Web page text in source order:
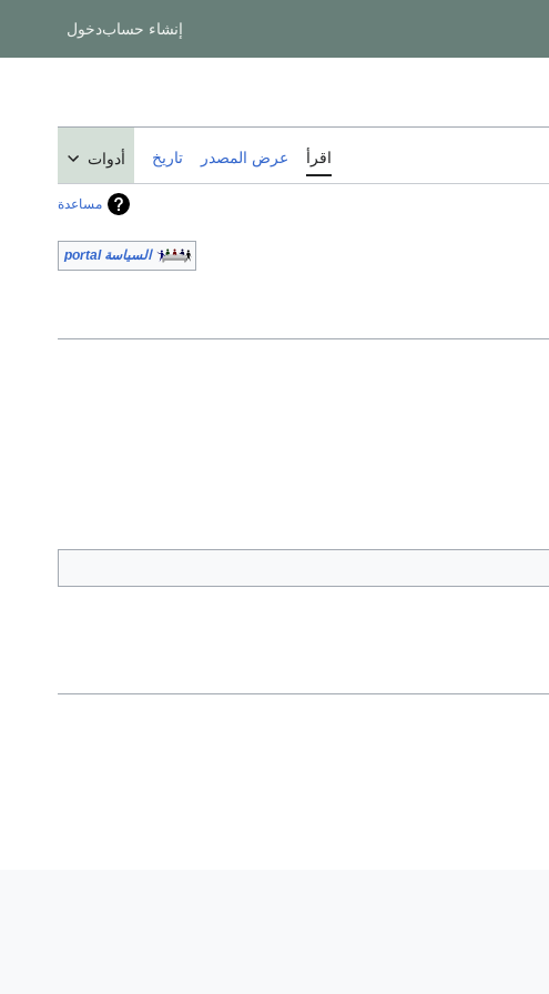
إنشاء حسابدخول
اقرأ عرض المصدر تاريخ أدوات
مساعدة
السياسة portal